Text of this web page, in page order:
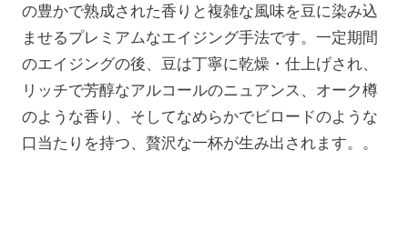
の豊かで熟成された香りと複雑な風味を豆に染み込
ませるプレミアムなエイジング手法です。一定期間
のエイジングの後、豆は丁寧に乾燥・仕上げされ、
リッチで芳醇なアルコールのニュアンス、オーク樽
のような香り、そしてなめらかでビロードのような
口当たりを持つ、贅沢な一杯が生み出されます。。